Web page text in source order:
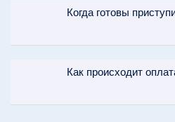
Когда готовы
Как происходит